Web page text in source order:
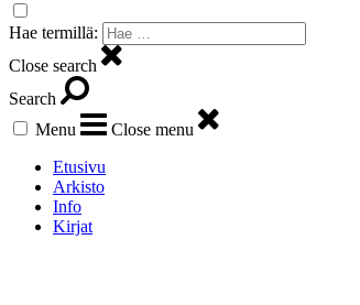
Hae termillä:
Close search
Search
Menu
Close menu
Etusivu
Arkisto
Info
Kirjat